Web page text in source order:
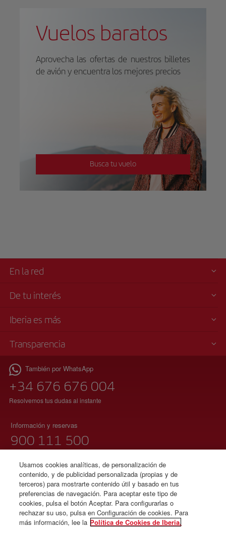
Vuelos baratos
Aprovecha las ofertas de nuestros billetes
de avión y encuentra los mejores precios
Busca tu vuelo
En la red
De tu interés
Iberia es más
Transparencia
También por WhatsApp
+34 676 676 004
Resolvemos tus dudas al instante
Información y reservas
900 111 500
Lunes a domingo 00:00 – 24:00 horas
91 333 67 01
(teléfono local sin tarificación adicional)
español e inglés
Usamos cookies analíticas, de personalización de
contenido, y de publicidad personalizada (propias y de
terceros) para mostrarte contenido útil y basado en tus
preferencias de navegación. Para aceptar este tipo de
cookies, pulsa el botón Aceptar. Para configurarlas o
rechazar su uso, pulsa en Configuración de cookies. Para
más información, lee la Política de Cookies de Iberia.